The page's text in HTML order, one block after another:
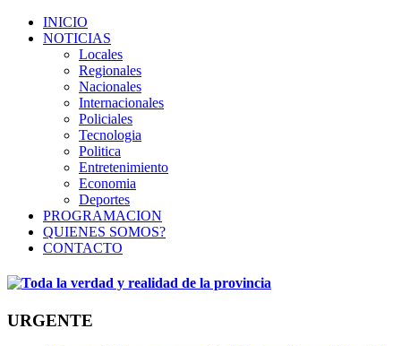
INICIO
NOTICIAS
Locales
Regionales
Nacionales
Internacionales
Policiales
Tecnologia
Politica
Entretenimiento
Economia
Deportes
PROGRAMACION
QUIENES SOMOS?
CONTACTO
URGENTE